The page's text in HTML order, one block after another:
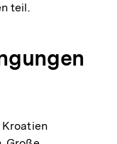
teil.
Kroatien